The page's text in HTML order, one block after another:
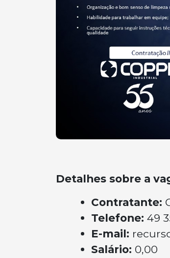
Detalhes sobre a
Contratante:
Telefone: 49
E-mail:
Salário: 0,00